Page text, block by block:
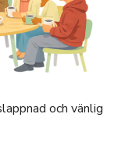
och vänlig